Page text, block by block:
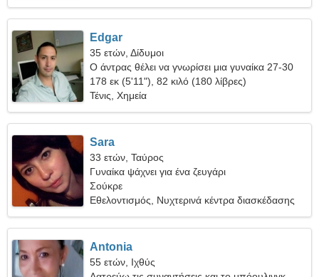
Edgar
35 ετών, Δίδυμοι
Ο άντρας θέλει να γνωρίσει μια γυναίκα 27-30
178 εκ (5'11"), 82 κιλό (180 λίβρες)
Τένις, Χημεία
Sara
33 ετών, Ταύρος
Γυναίκα ψάχνει για ένα ζευγάρι
Σούκρε
Εθελοντισμός, Νυχτερινά κέντρα διασκέδασης
Antonia
55 ετών, Ιχθύς